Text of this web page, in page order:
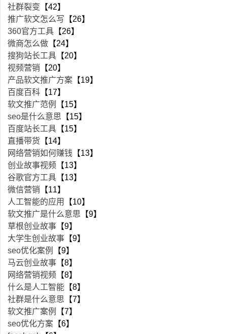
社群裂变 【42】
推广软文怎么写 【26】
360官方工具 【26】
微商怎么做 【24】
搜狗站长工具 【20】
视频营销 【20】
产品软文推广方案 【19】
百度百科 【17】
软文推广范例
【15】
seo是什么意思 【15】
百度站长工具 【15】
直播带货 【14】
网络营销如何赚钱 【13】
创业故事视频 【13】
谷歌官方工具 【13】
微信营销 【11】
人工智能的应用
【10】
软文推广是什么意思 【9】
草根创业故事 【9】
大学生创业故事 【9】
seo优化案例
【9】
马云创业故事 【8】
网络营销视频 【8】
什么是人工智能 【8】
社群是什么意思 【7】
软文推广案例
【7】
seo优化方案 【6】